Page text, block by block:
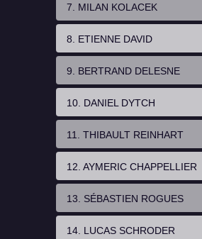
7. MILAN KOLACEK
8. ETIENNE DAVID
9. BERTRAND DELESNE
10. DANIEL DYTCH
11. THIBAULT REINHART
12. AYMERIC CHAPPELLIER
13. SÉBASTIEN ROGUES
14. LUCAS SCHRODER